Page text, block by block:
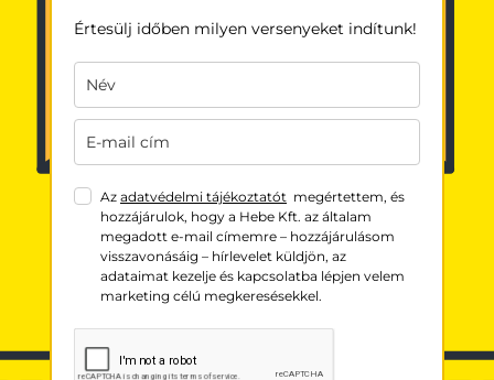
Értesülj időben milyen versenyeket indítunk!
Az adatvédelmi tájékoztatótmegértettem, és
hozzájárulok, hogy a Hebe Kft. az általam
megadott e-mail címemre – hozzájárulásom
visszavonásáig – hírlevelet küldjön, az
adataimat kezelje és kapcsolatba lépjen velem
marketing célú megkeresésekkel.